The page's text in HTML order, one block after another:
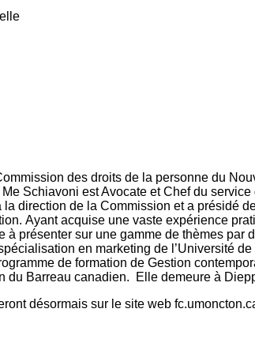
des droits de la personne du
Schiavoni est Avocate et Chef du
direction de la Commission et a présidé
Ayant acquise une vaste expérience
présenter sur une gamme de thèmes
en marketing de l’Université
de formation de Gestion
du Barreau canadien. Elle demeure à
désormais sur le site web